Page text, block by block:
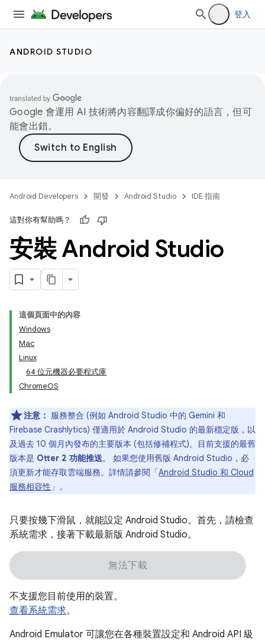
登入
ANDROID STUDIO
Google 會運用 AI 技術將內容翻譯成你偏好的語言，但可
能會出錯。
Android Developers 開發 Android Studio IDE 指南
這對你有幫助嗎？
安裝 Android Studio
這個頁面中的內容
Windows
Mac
Linux
64 位元機器必要程式庫
ChromeOS
注意： 服務整合 (例如 Android Studio 中的 Gemini 和
Firebase Crashlytics) 僅適用於 Android Studio 的最新穩定版，以
及過去 10 個月內發布的主要版本 (包括修補程式)。目前支援的最舊
版本是 Otter 2 功能推送。 如果您使用舊版 Android Studio，必
須更新才能存取雲端服務。詳情請參閱「Android Studio 和 Cloud
服務相容性 」。
只要按幾下滑鼠，就能設定 Android Studio。首先，請檢查
系統需求，接著下載最新版 Android Studio。
無法下載
不支援您目前使用的裝置。
查看系統需求。
Android Emulator 可讓您在各種裝置設定和 Android API 級